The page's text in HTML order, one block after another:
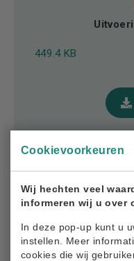
Cookievoorkeuren
Wij hechten veel
informeren wij u over
In deze pop-up kunt u
instellen. Meer
cookies die wij
449.4 KB